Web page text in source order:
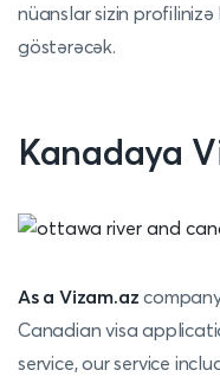
nüanslar sizin
göstərəcək.
Kanadaya
As a Vizam.az
Canadian visa
service, our service